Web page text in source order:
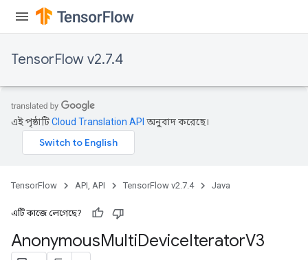
TensorFlow v2.7.4
এই পৃষ্ঠাটিCloud Translation API অনুবাদ করেছে।
TensorFlow API, API TensorFlow v2.7.4 Java
এটি কাজে লেগেছে?
AnonymousMultiDeviceIteratorV3